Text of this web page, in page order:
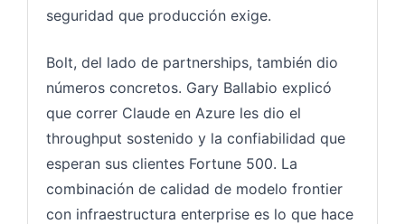
seguridad que producción exige.
Bolt, del lado de partnerships, también dio
números concretos. Gary Ballabio explicó
que correr Claude en Azure les dio el
throughput sostenido y la confiabilidad que
esperan sus clientes Fortune 500. La
combinación de calidad de modelo frontier
con infraestructura enterprise es lo que hace